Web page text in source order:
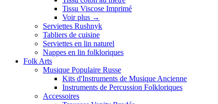
Tissu Viscose Imprimé
Voir plus →
Serviettes Rushnyk
Tabliers de cuisine
Serviettes en lin naturel
Nappes en lin folkloriques
Folk Arts
Musique Populaire Russe
Kits d'Instruments de Musique Ancienne
Instruments de Percussion Folkloriques
Accessoires